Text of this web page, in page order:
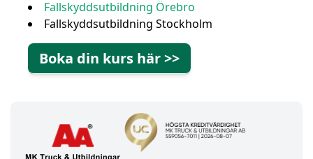
Fallskyddsutbildning Örebro
Fallskyddsutbildning Stockholm
Boka din kurs här >>